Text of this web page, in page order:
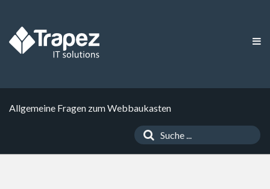
Allgemeine Fragen zum Webbaukasten